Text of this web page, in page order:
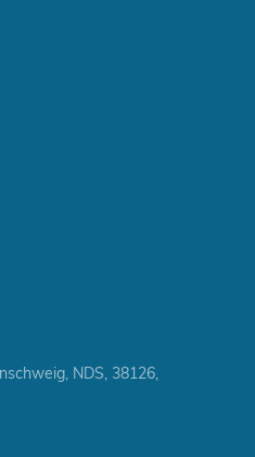
NDS, 38126,